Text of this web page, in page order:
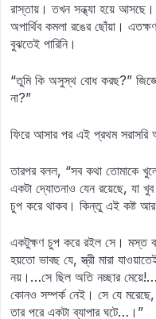
রাস্তায়। তখন সন্ধ্যা হয়ে আসছে।
অপার্থিব কমলা রঙের ছোঁয়া।
বুঝতেই পারিনি।
“তুমি কি অসুস্থ বোধ করছ?”
না?”
ফিরে আসার পর এই প্রথম সরাসরি
তারপর বলল, “সব কথা তোমাকে
একটা দ্যোতনাও যেন রয়েছে, যা
চুপ করে থাকব। কিন্তু এই কষ্ট
একটুক্ষণ চুপ করে রইল সে। মস্ত
হয়তো ভাবছ যে, স্ত্রী মারা
নয়।…সে ছিল অতি নচ্ছার
কোনও সম্পর্ক নেই। সে যে
তার পরে একটা ব্যাপার ঘটে…।”